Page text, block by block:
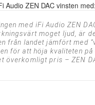
Audio ZEN DAC vinsten med:
med iFi Audio ZEN
moget ljud, är
från landet jämfört med
för att höja kvaliteten
överkomligt pris – ZEN